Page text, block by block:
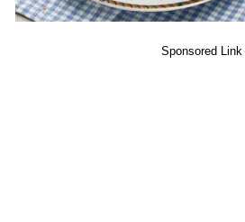
Sponsored Link